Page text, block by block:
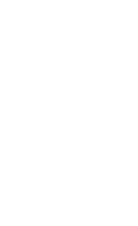
um die Anzahl zu